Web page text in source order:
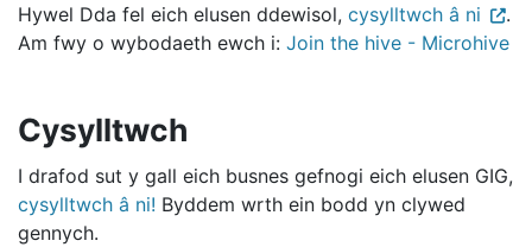
Hywel Dda fel eich elusen ddewisol, cysylltwch â ni
.
Am fwy o wybodaeth ewch i: Join the hive - Microhive
Cysylltwch
I drafod sut y gall eich busnes gefnogi eich elusen GIG,
cysylltwch â ni! Byddem wrth ein bodd yn clywed
gennych.